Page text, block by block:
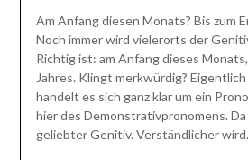
3.
2013
Am Anfang diesen Monats? Bis zum
Noch immer wird vielerorts der
Richtig ist: am Anfang dieses
Jahres. Klingt merkwürdig?
handelt es sich ganz klar um ein
hier des Demonstrativpronomens.
geliebter Genitiv. Verständlicher